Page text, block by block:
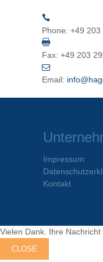
Phone: +49 203
Fax: +49 203
Email:
Impressum
Kontakt
Vielen Dank. Ihre
CLOSE